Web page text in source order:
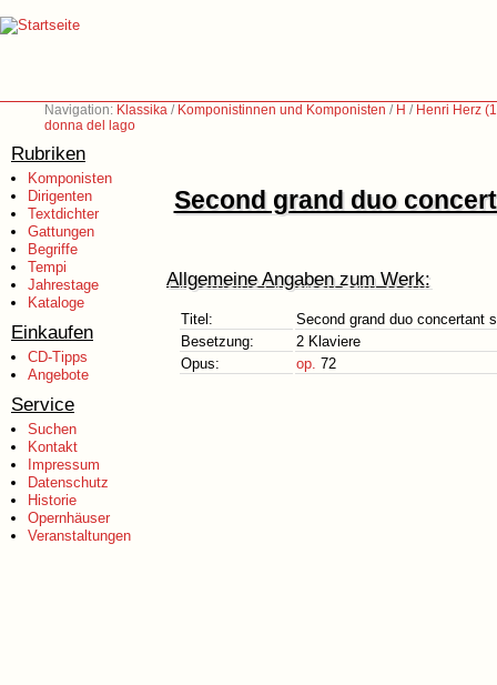
Navigation: Klassika / Komponistinnen und Komponisten / H / Henri Herz
donna del lago
Rubriken
Komponisten
Dirigenten
Textdichter
Gattungen
Begriffe
Tempi
Jahrestage
Kataloge
Einkaufen
CD-Tipps
Angebote
Service
Suchen
Kontakt
Impressum
Datenschutz
Historie
Opernhäuser
Veranstaltungen
Second grand duo
Allgemeine Angaben zum Werk:
Titel:
Second grand duo concertant
Besetzung:
2 Klaviere
Opus:
op. 72